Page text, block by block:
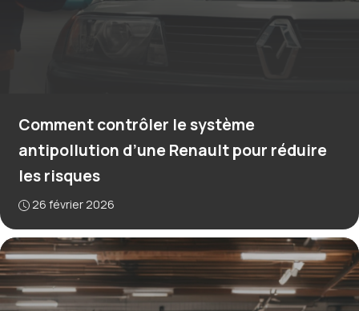
Comment contrôler le système
antipollution d’une Renault pour réduire
les risques
26 février 2026